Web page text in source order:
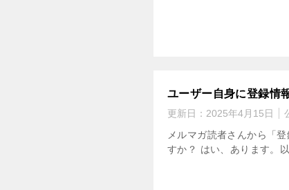
ユーザー自身に登録情
更新日： 2025年4月15日
メルマガ読者さんから「
すか？ はい、あります。